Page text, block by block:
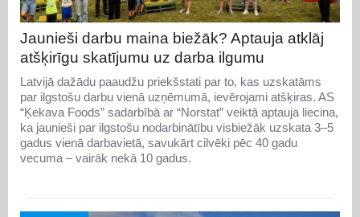
Jaunieši darbu maina biežāk? Aptauja atklāj
atšķirīgu skatījumu uz darba ilgumu
Latvijā dažādu paaudžu priekšstati par to, kas uzskatāms
par ilgstošu darbu vienā uzņēmumā, ievērojami atšķiras. AS
“Ķekava Foods” sadarbībā ar “Norstat” veiktā aptauja liecina,
ka jaunieši par ilgstošu nodarbinātību visbiežāk uzskata 3–5
gadus vienā darbavietā, savukārt cilvēki pēc 40 gadu
vecuma – vairāk nekā 10 gadus.